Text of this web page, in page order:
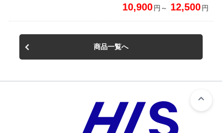
10,900円～ 12,500円
商品一覧へ